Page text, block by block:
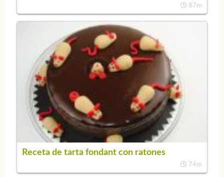
87m
Receta de tarta fondant con ratones
74m